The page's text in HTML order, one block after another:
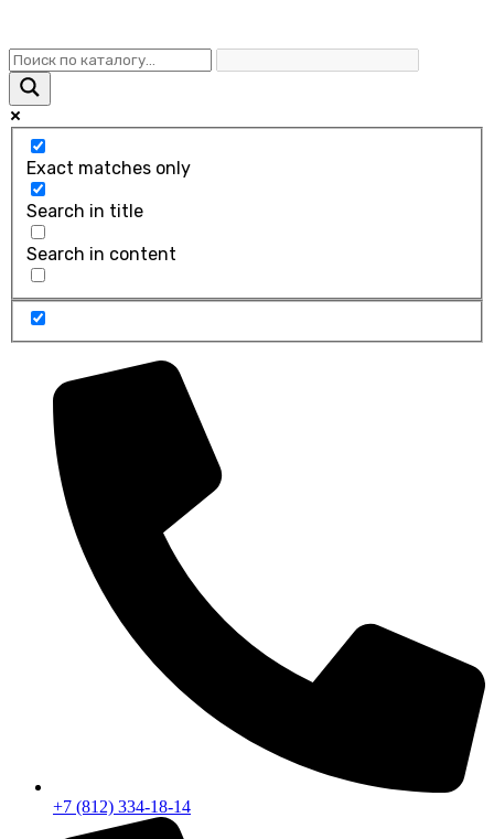
Exact matches only
Search in title
Search in content
+7 (812) 334-18-14